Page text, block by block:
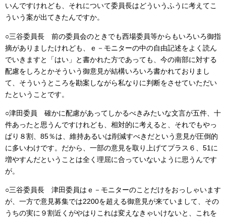
いんですけれども、それについて委員長はどういうふうに考えてこ
ういう案が出てきたんですか。
○三谷委員長 前の委員会のときでも西場委員等からもいろいろ御指
摘がありましたけれども、ｅ－モニターの中の自由記述をよく読ん
でいきますと「はい」と書かれた方であっても、今の南部に対する
配慮をしろとかそういう御意見が結構いろいろ書かれておりまし
て、そういうところを勘案しながら私なりに判断をさせていただい
たということです。
○津田委員 確かに配慮があってしかるべきみたいな文言が五件、十
件あったと思うんですけれども、相対的に考えると、それでもやっ
ぱり８割、85％は、維持あるいは削減すべきだという意見が圧倒的
に多いわけです。だから、一部の意見を取り上げてプラス６、51に
増やすんだということは全く理屈に合っていないように思うんです
が。
○三谷委員長 津田委員はｅ－モニターのことだけをおっしゃいます
が、一方で意見募集では2200を超える御意見が来ていまして、その
うちの実に９割近くがやはりこれは変えなきゃいけないと、これを